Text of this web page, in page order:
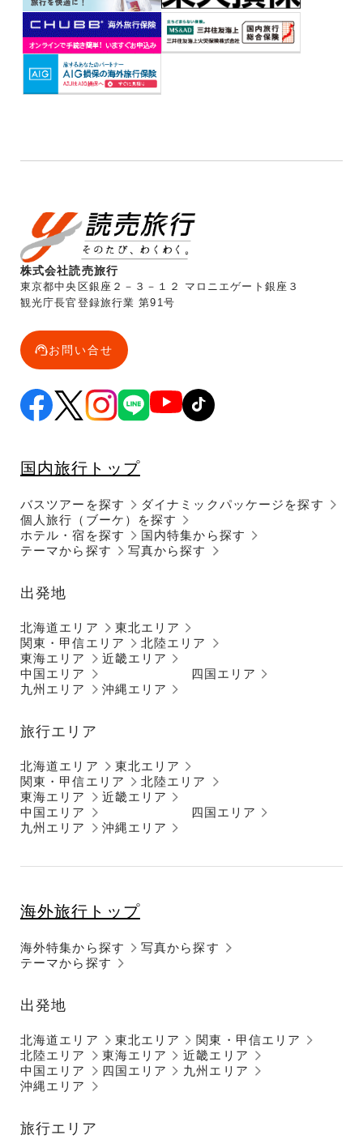
株式会社読売旅行
東京都中央区銀座２－３－１２ マロニエゲート銀座３
観光庁長官登録旅行業 第91号
お問い合せ
国内旅行トップ
バスツアーを探す
個人旅行（ブーケ）を探す
ダイナミックパッケージを探す
ホテル・宿を探す
国内特集から探す
テーマから探す
写真から探す
出発地
北海道エリア
東北エリア
関東・甲信エリア
北陸エリア
東海エリア
近畿エリア
中国エリア
四国エリア
九州エリア
沖縄エリア
旅行エリア
北海道エリア
東北エリア
関東・甲信エリア
北陸エリア
東海エリア
近畿エリア
中国エリア
四国エリア
九州エリア
沖縄エリア
海外旅行トップ
海外特集から探す
テーマから探す
写真から探す
出発地
北海道エリア 東北エリア
関東・甲信エリア
北陸エリア
東海エリア
近畿エリア
中国エリア
四国エリア
九州エリア
沖縄エリア
旅行エリア